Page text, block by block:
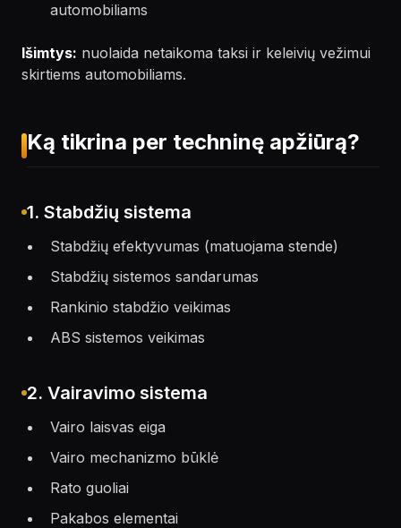
automobiliams
Išimtys: nuolaida netaikoma taksi ir keleivių vežimui
skirtiems automobiliams.
Ką tikrina per techninę apžiūrą?
1. Stabdžių sistema
Stabdžių efektyvumas (matuojama stende)
Stabdžių sistemos sandarumas
Rankinio stabdžio veikimas
ABS sistemos veikimas
2. Vairavimo sistema
Vairo laisvas eiga
Vairo mechanizmo būklė
Rato guoliai
Pakabos elementai